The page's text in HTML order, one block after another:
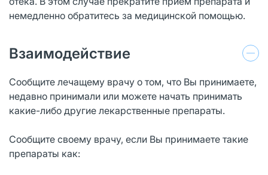
немедленно обратитесь за медицинской помощью.
Взаимодействие
Сообщите лечащему врачу о том, что Вы принимаете,
недавно принимали или можете начать принимать
какие-либо другие лекарственные препараты.
Сообщите своему врачу, если Вы принимаете такие
препараты как: